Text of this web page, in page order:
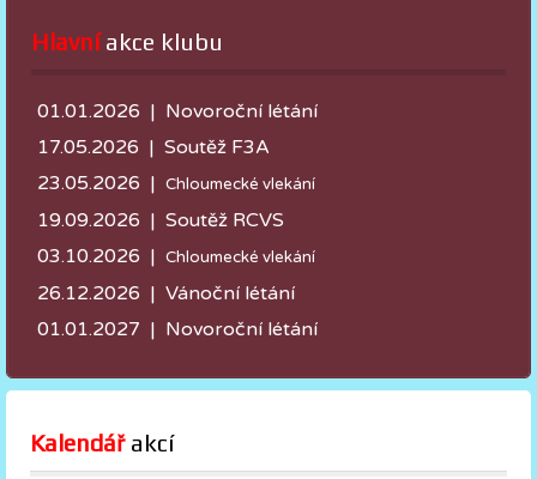
Hlavní akce klubu
01.01.2026 | Novoroční létání
17.05.2026 | Soutěž F3A
23.05.2026 | Chloumecké vlekání
19.09.2026 | Soutěž RCVS
03.10.2026 | Chloumecké vlekání
26.12.2026 | Vánoční létání
01.01.2027 | Novoroční létání
Kalendář akcí